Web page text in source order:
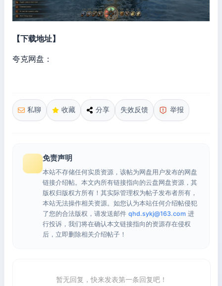
【下载地址】
夸克网盘：
私聊 收藏 分享 失效反馈 举报
免责声明
本站不存储任何实质资源，该帖为网盘用户发布的网盘
链接介绍帖。本文内所有链接指向的云盘网盘资源，其
版权归版权方所有！其实际管理权为帖子发布者所有，
本站无法操作相关资源。如您认为本站任何介绍帖侵犯
了您的合法版权，请发送邮件 qhd.sykj@163.com 进
行投诉，我们将在确认本文链接指向的资源存在侵权
后，立即删除相关介绍帖子！
暂无回复，快来发表第一条回复吧！